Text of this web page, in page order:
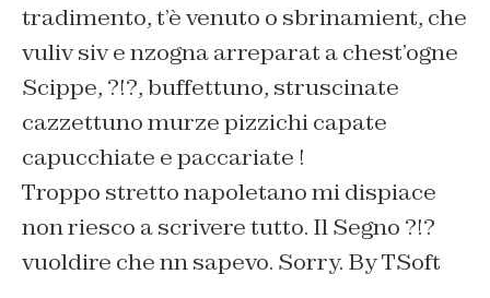
tradimento, t’è venuto o sbrinamient, che
vuliv siv e nzogna arreparat a chest’ogne
Scippe, ?!?, buffettuno, struscinate
cazzettuno murze pizzichi capate
capucchiate e paccariate !
Troppo stretto napoletano mi dispiace
non riesco a scrivere tutto. Il Segno ?!?
vuoldire che nn sapevo. Sorry. By TSoft